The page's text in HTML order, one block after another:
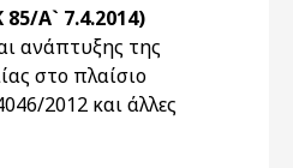
Α` 7.4.2014)
ανάπτυξης της
στο πλαίσιο
2012 και άλλες